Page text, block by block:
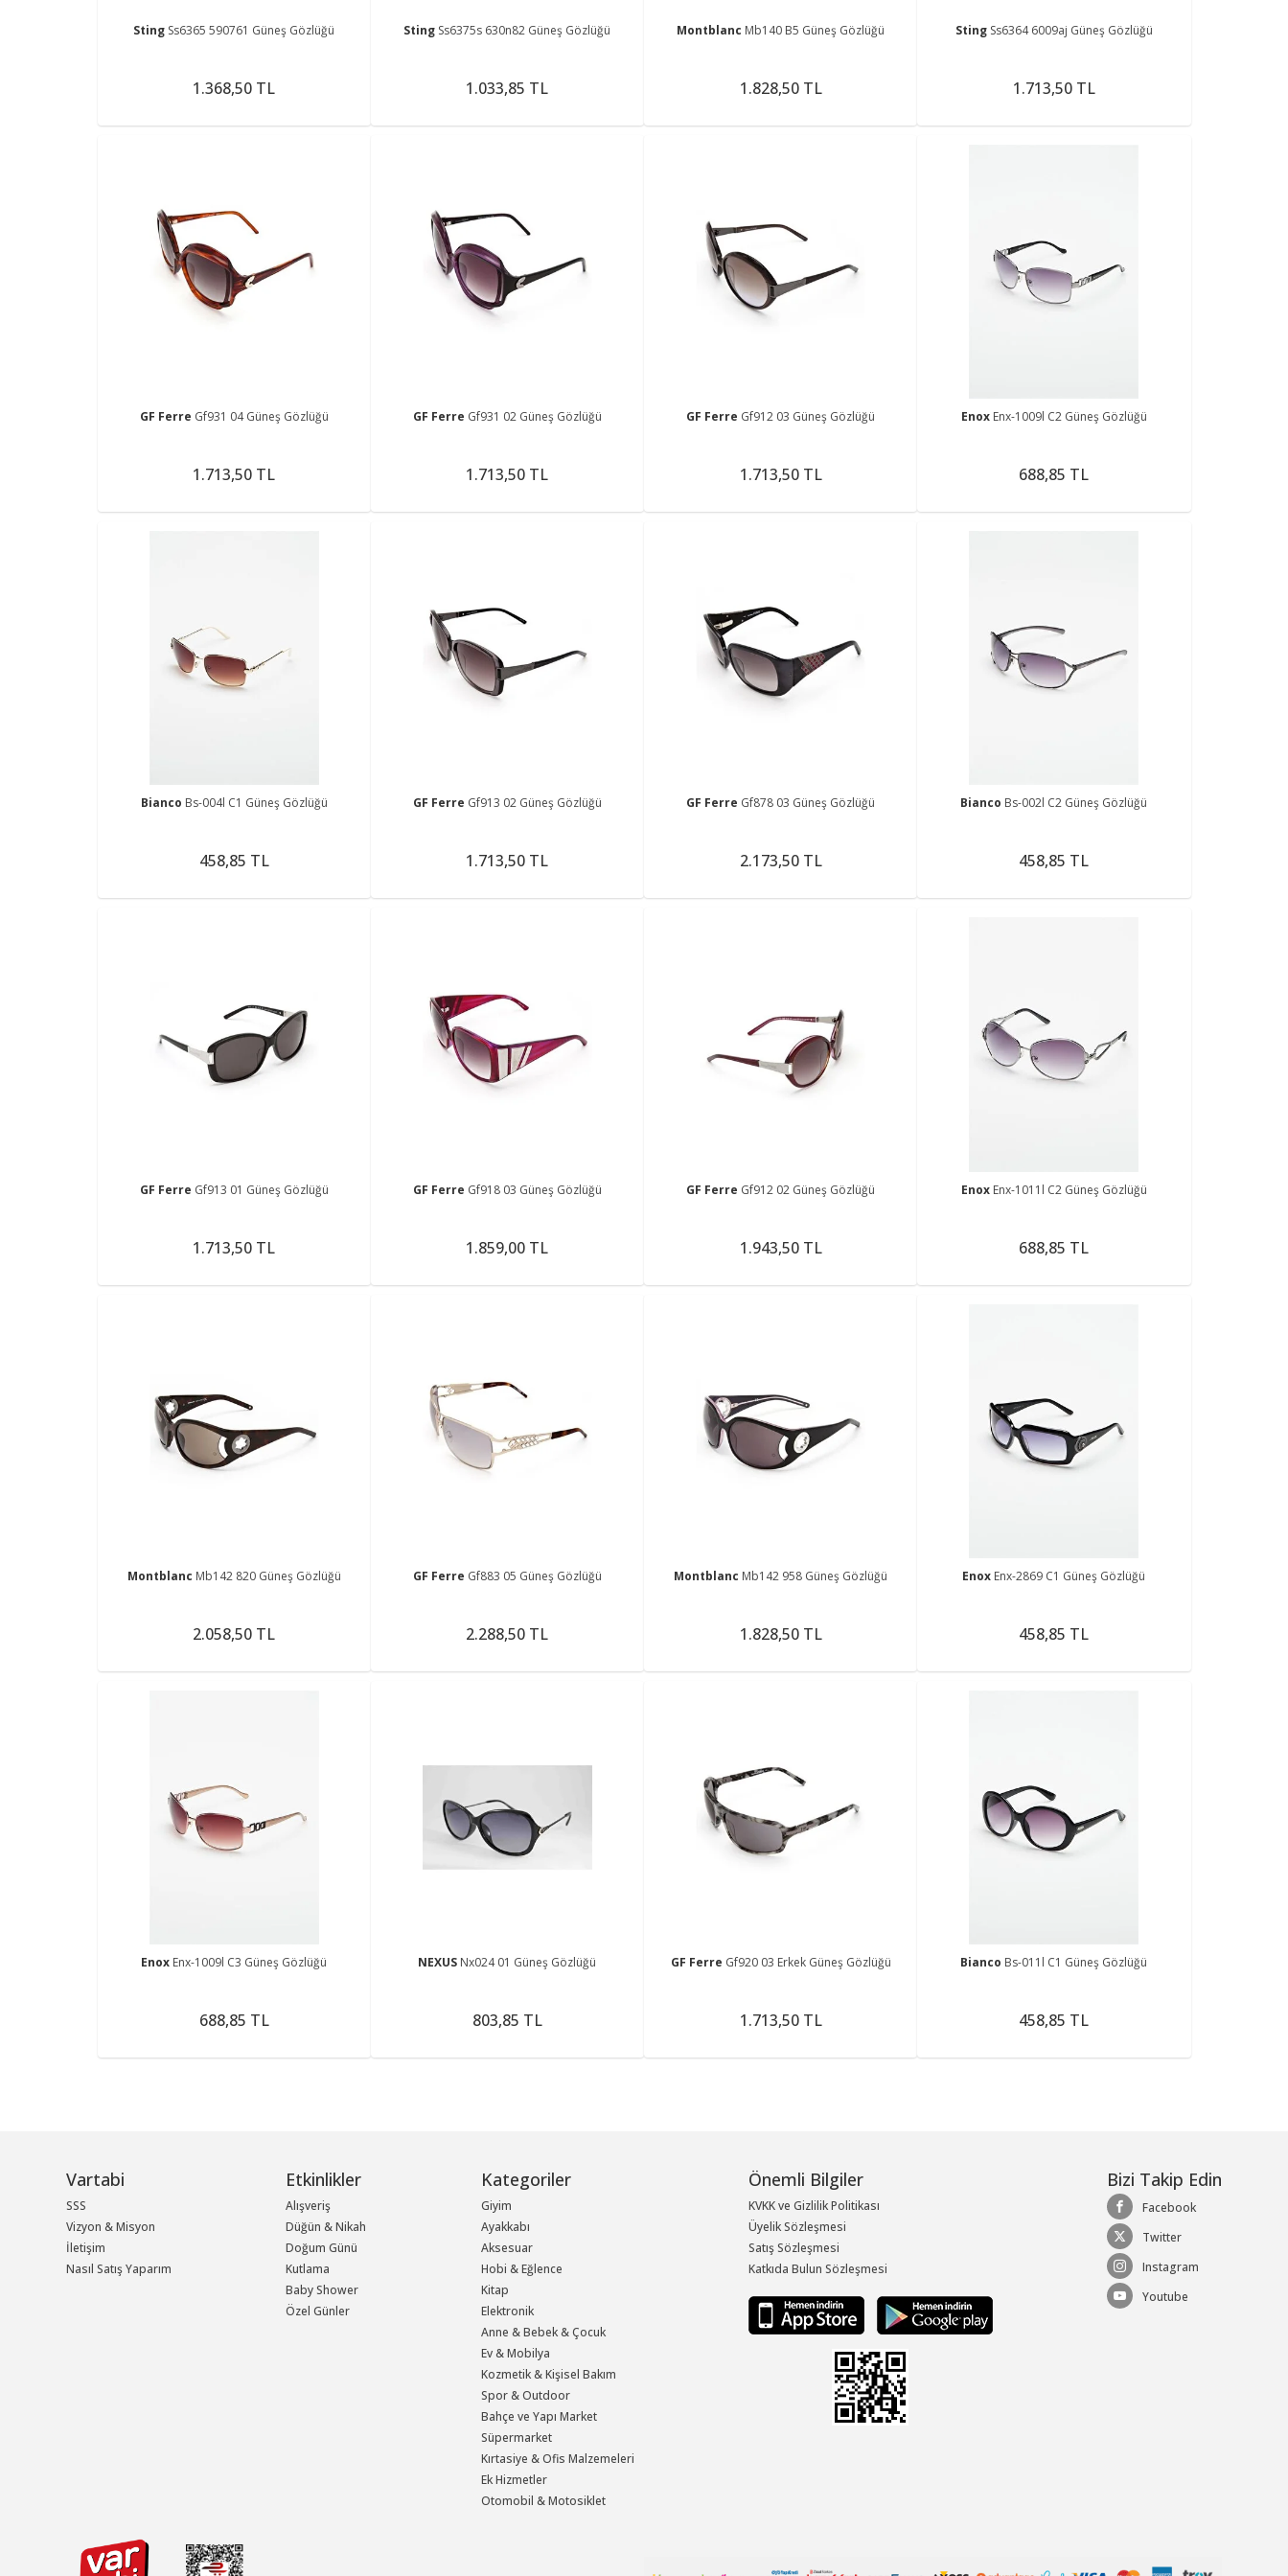
Sting Ss6365 590761 Güneş Gözlüğü
1.368,50 TL
Sting Ss6375s 630n82 Güneş Gözlüğü
1.033,85 TL
Montblanc Mb140 B5 Güneş Gözlüğü
1.828,50 TL
Sting Ss6364 6009aj Güneş Gözlüğü
1.713,50 TL
GF Ferre Gf931 04 Güneş Gözlüğü
1.713,50 TL
GF Ferre Gf931 02 Güneş Gözlüğü
1.713,50 TL
GF Ferre Gf912 03 Güneş Gözlüğü
1.713,50 TL
Enox Enx-1009l C2 Güneş Gözlüğü
688,85 TL
Bianco Bs-004l C1 Güneş Gözlüğü
458,85 TL
GF Ferre Gf913 02 Güneş Gözlüğü
1.713,50 TL
GF Ferre Gf878 03 Güneş Gözlüğü
2.173,50 TL
Bianco Bs-002l C2 Güneş Gözlüğü
458,85 TL
GF Ferre Gf913 01 Güneş Gözlüğü
1.713,50 TL
GF Ferre Gf918 03 Güneş Gözlüğü
1.859,00 TL
GF Ferre Gf912 02 Güneş Gözlüğü
1.943,50 TL
Enox Enx-1011l C2 Güneş Gözlüğü
688,85 TL
Montblanc Mb142 820 Güneş Gözlüğü
2.058,50 TL
GF Ferre Gf883 05 Güneş Gözlüğü
2.288,50 TL
Montblanc Mb142 958 Güneş Gözlüğü
1.828,50 TL
Enox Enx-2869 C1 Güneş Gözlüğü
458,85 TL
Enox Enx-1009l C3 Güneş Gözlüğü
688,85 TL
NEXUS Nx024 01 Güneş Gözlüğü
803,85 TL
GF Ferre Gf920 03 Erkek Güneş Gözlüğü
1.713,50 TL
Bianco Bs-011l C1 Güneş Gözlüğü
458,85 TL
Vartabi
SSS
Vizyon & Misyon
İletişim
Nasıl Satış Yaparım
Etkinlikler
Alışveriş
Düğün & Nikah
Doğum Günü
Kutlama
Baby Shower
Özel Günler
Kategoriler
Giyim
Ayakkabı
Aksesuar
Hobi & Eğlence
Kitap
Elektronik
Anne & Bebek & Çocuk
Ev & Mobilya
Kozmetik & Kişisel Bakım
Spor & Outdoor
Bahçe ve Yapı Market
Süpermarket
Kırtasiye & Ofis Malzemeleri
Ek Hizmetler
Otomobil & Motosiklet
Önemli Bilgiler
KVKK ve Gizlilik Politikası
Üyelik Sözleşmesi
Satış Sözleşmesi
Katkıda Bulun Sözleşmesi
Bizi Takip Edin
Facebook
Twitter
Instagram
Youtube